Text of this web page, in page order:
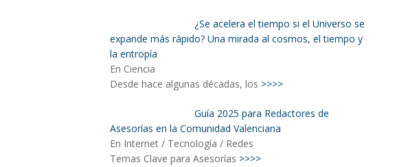
¿Se acelera el tiempo si el Universo se
expande más rápido? Una mirada al cosmos, el tiempo y
la entropía
En Ciencia
Desde hace algunas décadas, los >>>>
Guía 2025 para Redactores de
Asesorías en la Comunidad Valenciana
En Internet / Tecnología / Redes
Temas Clave para Asesorías >>>>